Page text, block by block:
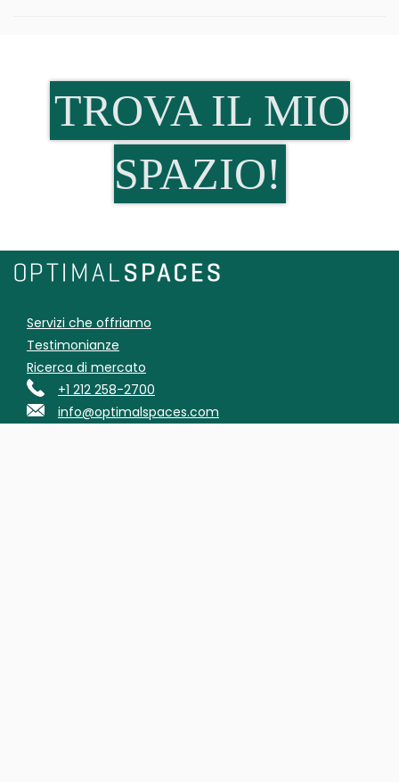
TROVA IL MIO
SPAZIO!
Servizi che offriamo
Testimonianze
Ricerca di mercato
+1 212 258-2700
info@optimalspaces.com